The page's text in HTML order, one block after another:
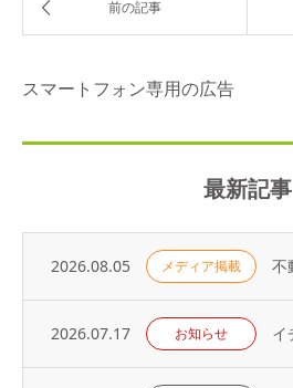
スマートフォン専用の広告
最新記事
2026.08.05 メディア掲載
2026.07.17 お知らせ